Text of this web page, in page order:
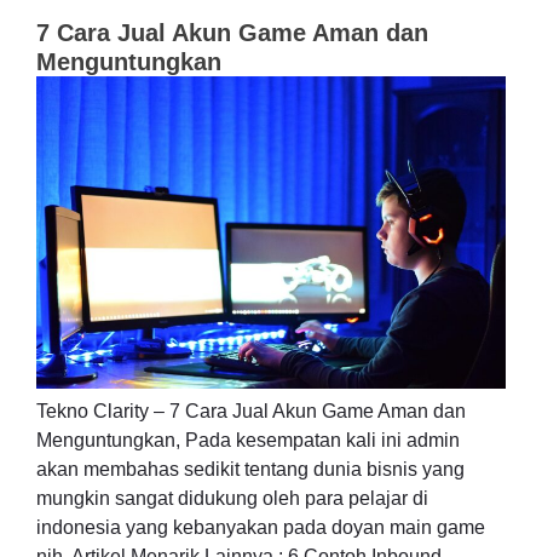
7 Cara Jual Akun Game Aman dan
Menguntungkan
Tekno Clarity – 7 Cara Jual Akun Game Aman dan
Menguntungkan, Pada kesempatan kali ini admin
akan membahas sedikit tentang dunia bisnis yang
mungkin sangat didukung oleh para pelajar di
indonesia yang kebanyakan pada doyan main game